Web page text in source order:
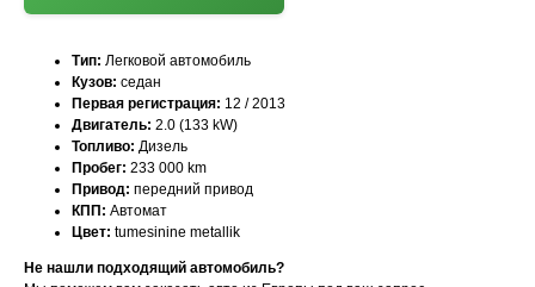
Тип: Легковой автомобиль
Кузов: седан
Первая регистрация: 12 / 2013
Двигатель: 2.0 (133 kW)
Топливо: Дизель
Пробег: 233 000 km
Привод: передний привод
КПП: Автомат
Цвет: tumesinine metallik
Не нашли подходящий автомобиль?